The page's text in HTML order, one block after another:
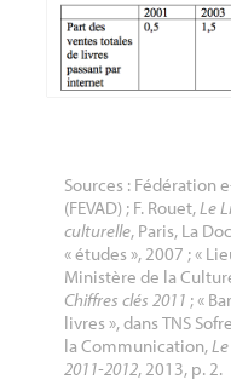
Sources : Fédération
(FEVAD) ; F. Rouet,Le
culturelle, Paris, La
«études », 2007 ; «
Ministère de la
Chiffres clés 2011 ; «
livres », dansTNS
la Communication,
2011-2012, 2013, p. 2.